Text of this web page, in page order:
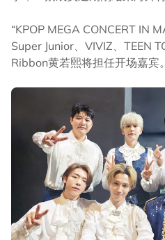
“KPOP MEGA CONCERT IN
Super Junior、VIVIZ、TEEN
Ribbon黄若熙将担任开场嘉宾。